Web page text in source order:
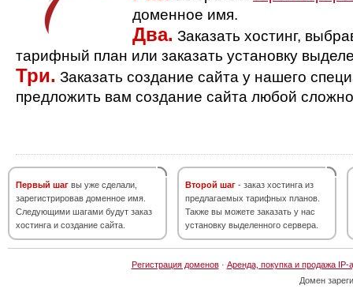
доменное имя.
Два. Заказать хостинг,
тарифный план или заказать установку
Три. Заказать создание сайта у нашего
предложить вам создание сайта любой
Первый шаг вы уже сделали,
зарегистрировав доменное имя.
Следующими шагами будут заказ
хостинга и создание сайта.
Второй шаг - заказ хостинга из
предлагаемых тарифных планов.
Также вы можете заказать у нас
установку выделенного сервера.
Регистрация доменов· Аренда, покупка и продажа IP-
Домен